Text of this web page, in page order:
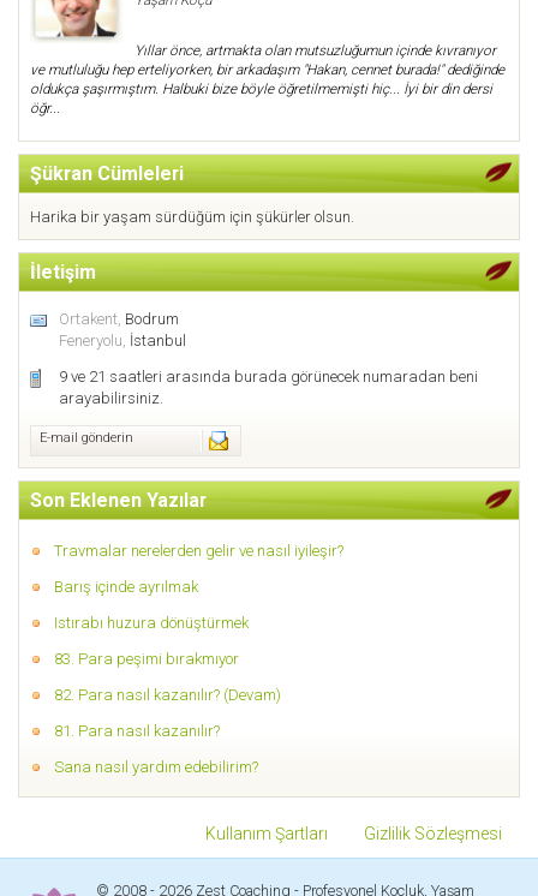
Yıllar önce, artmakta olan mutsuzluğumun içinde kıvranıyor
ve mutluluğu hep erteliyorken, bir arkadaşım "Hakan, cennet burada!" dediğinde
oldukça şaşırmıştım. Halbuki bize böyle öğretilmemişti hiç... İyi bir din dersi
öğr...
Şükran Cümleleri
Harika bir yaşam sürdüğüm için şükürler olsun.
İletişim
Ortakent, Bodrum
Feneryolu, İstanbul
9 ve 21 saatleri arasında burada görünecek numaradan beni
arayabilirsiniz.
E-mail gönderin
Son Eklenen Yazılar
Travmalar nerelerden gelir ve nasıl iyileşir?
Barış içinde ayrılmak
Istırabı huzura dönüştürmek
83. Para peşimi bırakmıyor
82. Para nasıl kazanılır? (Devam)
81. Para nasıl kazanılır?
Sana nasıl yardım edebilirim?
Gizlilik Sözleşmesi
Kullanım Şartları
© 2008 - 2026 Zest Coaching - Profesyonel Koçluk, Yaşam